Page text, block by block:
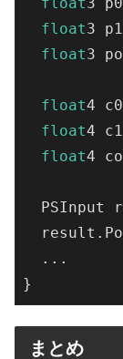
float3
float3
float4
float4
float4
PSInput
  ...
}
まとめ